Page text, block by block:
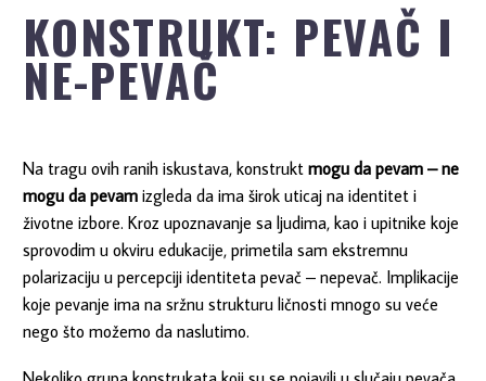
KONSTRUKT: PEVAČ I
NE-PEVAČ
Na tragu ovih ranih iskustava, konstrukt mogu da pevam – ne
mogu da pevam izgleda da ima širok uticaj na identitet i
životne izbore. Kroz upoznavanje sa ljudima, kao i upitnike koje
sprovodim u okviru edukacije, primetila sam ekstremnu
polarizaciju u percepciji identiteta pevač – nepevač. Implikacije
koje pevanje ima na sržnu strukturu ličnosti mnogo su veće
nego što možemo da naslutimo.